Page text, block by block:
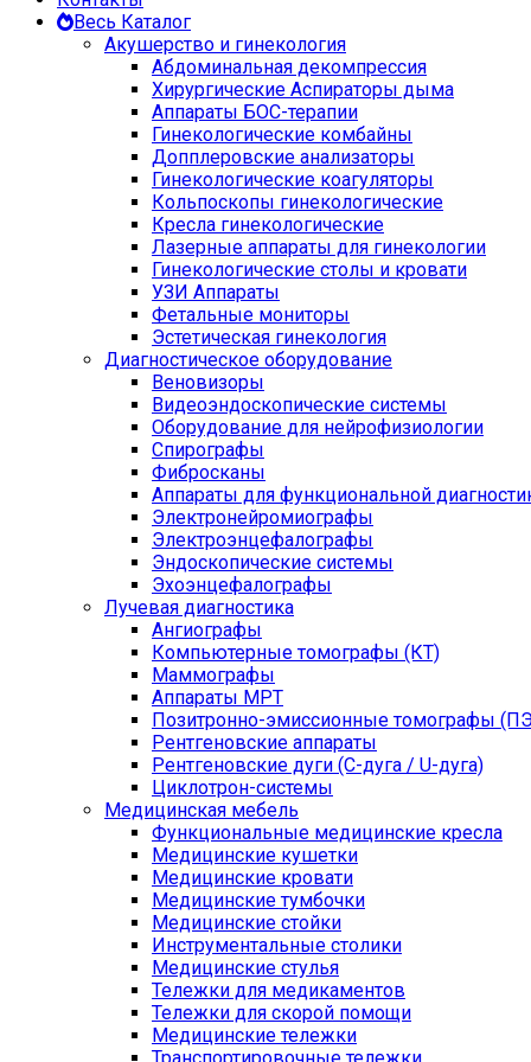
Весь Каталог
Акушерство и гинекология
Абдоминальная декомпрессия
Хирургические Аспираторы дыма
Аппараты БОС-терапии
Гинекологические комбайны
Допплеровские анализаторы
Гинекологические коагуляторы
Кольпоскопы гинекологические
Кресла гинекологические
Лазерные аппараты для гинекологии
Гинекологические столы и кровати
УЗИ Аппараты
Фетальные мониторы
Эстетическая гинекология
Диагностическое оборудование
Веновизоры
Видеоэндоскопические системы
Оборудование для нейрофизиологии
Спирографы
Фибросканы
Аппараты для функциональной
Электронейромиографы
Электроэнцефалографы
Эндоскопические системы
Эхоэнцефалографы
Лучевая диагностика
Ангиографы
Компьютерные томографы (КТ)
Маммографы
Аппараты МРТ
Позитронно-эмиссионные томографы
Рентгеновские аппараты
Рентгеновские дуги (С-дуга / U-дуга)
Циклотрон-системы
Медицинская мебель
Функциональные медицинские кресла
Медицинские кушетки
Медицинские кровати
Медицинские тумбочки
Медицинские стойки
Инструментальные столики
Медицинские стулья
Тележки для медикаментов
Тележки для скорой помощи
Медицинские тележки